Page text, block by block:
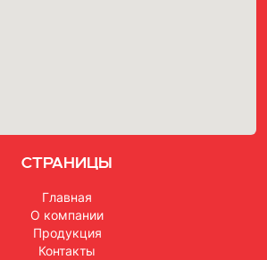
Страницы
Главная
О компании
Продукция
Контакты